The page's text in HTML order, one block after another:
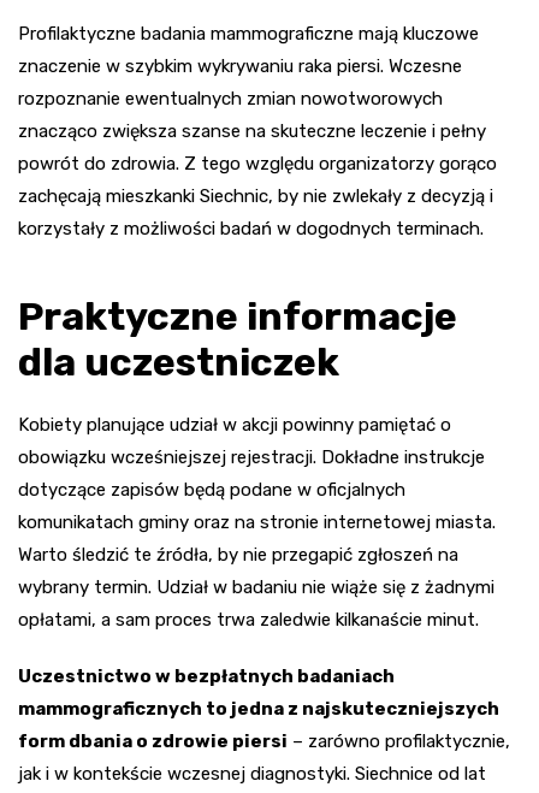
Profilaktyczne badania mammograficzne mają kluczowe
znaczenie w szybkim wykrywaniu raka piersi. Wczesne
rozpoznanie ewentualnych zmian nowotworowych
znacząco zwiększa szanse na skuteczne leczenie i pełny
powrót do zdrowia. Z tego względu organizatorzy gorąco
zachęcają mieszkanki Siechnic, by nie zwlekały z decyzją i
korzystały z możliwości badań w dogodnych terminach.
Praktyczne informacje
dla uczestniczek
Kobiety planujące udział w akcji powinny pamiętać o
obowiązku wcześniejszej rejestracji. Dokładne instrukcje
dotyczące zapisów będą podane w oficjalnych
komunikatach gminy oraz na stronie internetowej miasta.
Warto śledzić te źródła, by nie przegapić zgłoszeń na
wybrany termin. Udział w badaniu nie wiąże się z żadnymi
opłatami, a sam proces trwa zaledwie kilkanaście minut.
Uczestnictwo w bezpłatnych badaniach
mammograficznych to jedna z najskuteczniejszych
form dbania o zdrowie piersi – zarówno profilaktycznie,
jak i w kontekście wczesnej diagnostyki. Siechnice od lat